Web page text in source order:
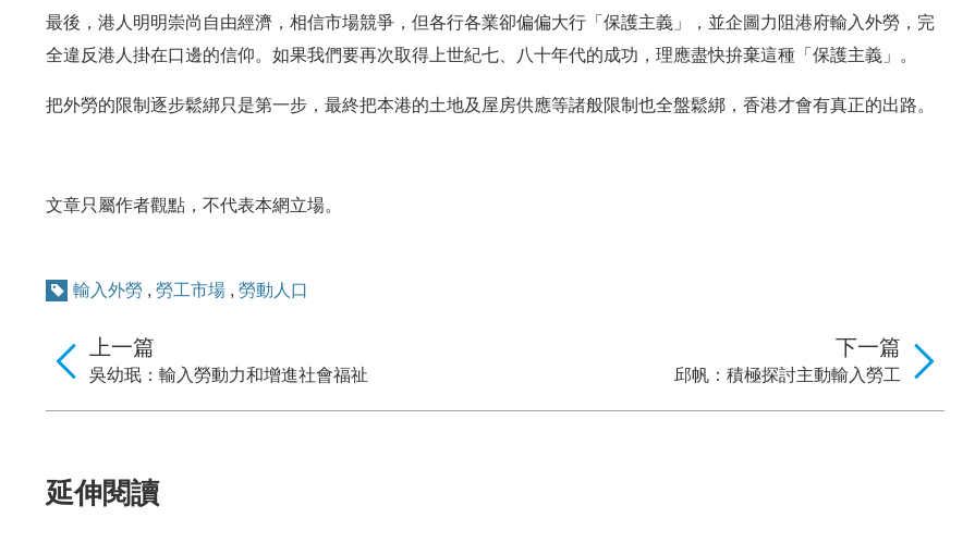
最後，港人明明崇尚自由經濟，相信市場競爭，但各行各業卻偏偏大行「保護主義」，並企圖力阻港府輸入外勞，完
全違反港人掛在口邊的信仰。如果我們要再次取得上世紀七、八十年代的成功，理應盡快拚棄這種「保護主義」。
把外勞的限制逐步鬆綁只是第一步，最終把本港的土地及屋房供應等諸般限制也全盤鬆綁，香港才會有真正的出路。
文章只屬作者觀點，不代表本網立場。
輸入外勞 , 勞工市場 , 勞動人口
下一篇
邱帆：積極探討主動輸入勞工
上一篇
吳幼珉：輸入勞動力和增進社會福祉
延伸閱讀